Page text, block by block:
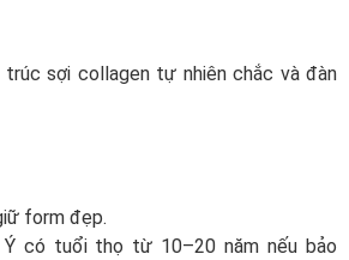
sợi collagen tự nhiên chắc và đàn
form đẹp.
Ý có tuổi thọ từ 10–20 năm nếu bảo